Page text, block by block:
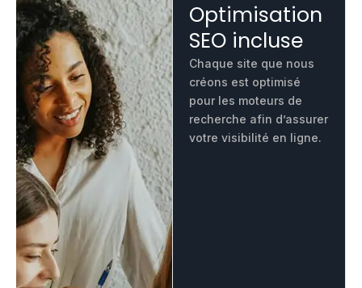
Optimisation
SEO incluse
Chaque site que nous
créons est optimisé
pour les moteurs de
recherche afin d’assurer
votre visibilité en ligne.